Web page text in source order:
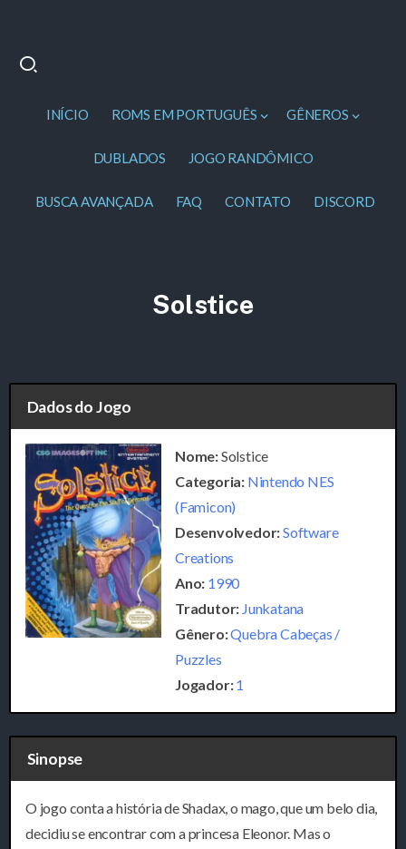
INÍCIO ROMS EM PORTUGUÊS GÊNEROS
DUBLADOS JOGO RANDÔMICO
BUSCA AVANÇADA FAQ CONTATO DISCORD
Solstice
Dados do Jogo
Nome:Solstice
Categoria: Nintendo NES
(Famicon)
Desenvolvedor:Software
Creations
Ano: 1990
Tradutor: Junkatana
Gênero:Quebra Cabeças /
Puzzles
Jogador:1
Sinopse
O jogo conta a história de Shadax, o mago, que um belo dia,
decidiu se encontrar com a princesa Eleonor. Mas o